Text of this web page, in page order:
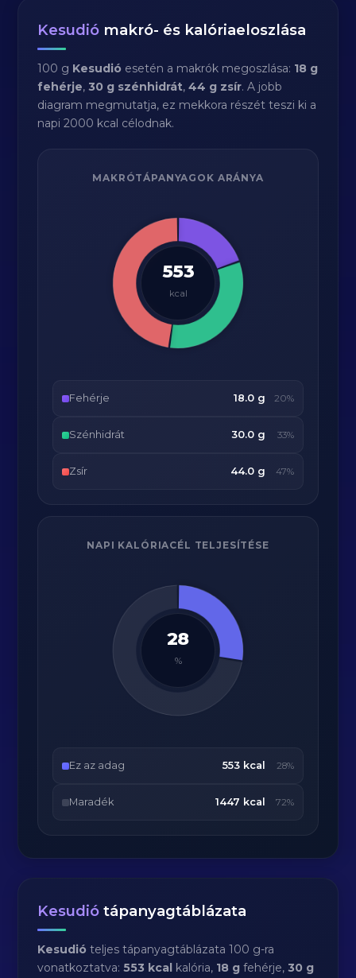
Kesudió makró- és kalóriaeloszlása
100 g Kesudió esetén a makrók megoszlása: 18 g
fehérje,30 g szénhidrát,44 g zsír. A jobb
diagram megmutatja, ez mekkora részét teszi ki a
napi 2000 kcal célodnak.
MAKRÓTÁPANYAGOK ARÁNYA
553
kcal
Fehérje 18.0 g 20%
Szénhidrát 30.0 g 33%
Zsír 44.0 g 47%
NAPI KALÓRIACÉL TELJESÍTÉSE
28
%
Ez az adag 553 kcal 28%
Maradék 1447 kcal 72%
Kesudió tápanyagtáblázata
Kesudió teljes tápanyagtáblázata 100 g-ra
vonatkoztatva:553 kcal kalória, 18 g fehérje,30 g